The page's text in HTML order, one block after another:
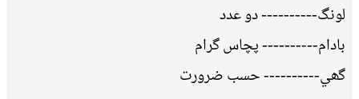
لونگ---------- دو عدد
بادام---------- پچاس گرام
گھي---------- حسب ضرورت